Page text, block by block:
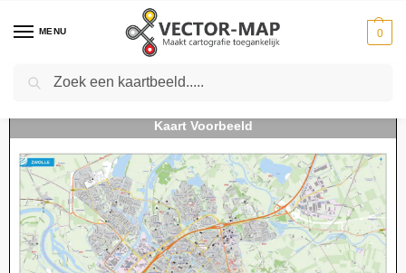
MENU 0
Home Kaarten - Stedenkaarten